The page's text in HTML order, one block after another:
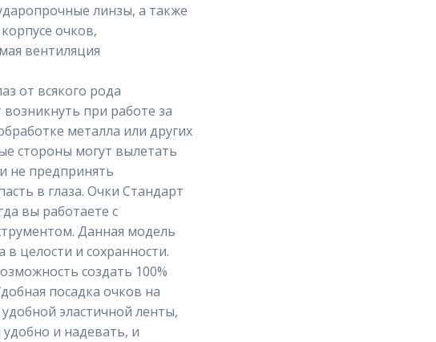
линзы, а также
очков,
вентиляция
от всякого рода
при работе за
металла или других
стороны могут вылетать
не предпринять
в глаза. Очки Стандарт
вы работаете с
Данная модель
целости и сохранности.
создать 100%
посадка очков на
эластичной ленты,
и надевать, и